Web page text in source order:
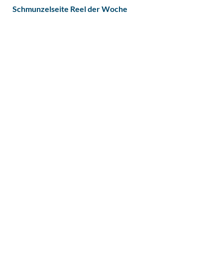
Schmunzelseite Reel der Woche